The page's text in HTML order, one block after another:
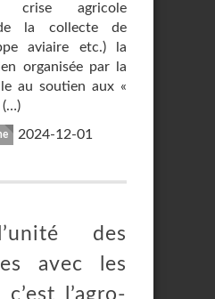
crise agricole
la collecte de
aviaire etc.) la
organisée par la
au soutien aux «
(…)
2024-12-01
des
avec les
c’est l’agro-